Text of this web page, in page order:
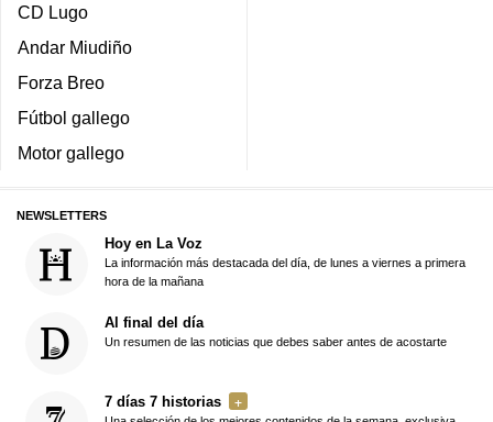
CD Lugo
Andar Miudiño
Forza Breo
Fútbol gallego
Motor gallego
NEWSLETTERS
Hoy en La Voz
La información más destacada del día, de lunes a viernes a primera
hora de la mañana
Al final del día
Un resumen de las noticias que debes saber antes de acostarte
7 días 7 historias